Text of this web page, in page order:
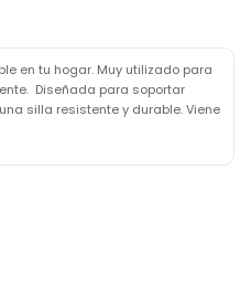
en tu hogar. Muy utilizado para
Diseñada para soportar
silla resistente y durable. Viene